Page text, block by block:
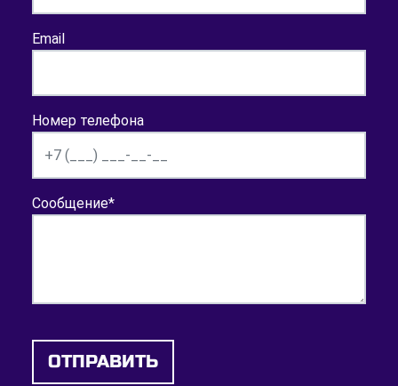
Email
Номер телефона
Сообщение*
ОТПРАВИТЬ